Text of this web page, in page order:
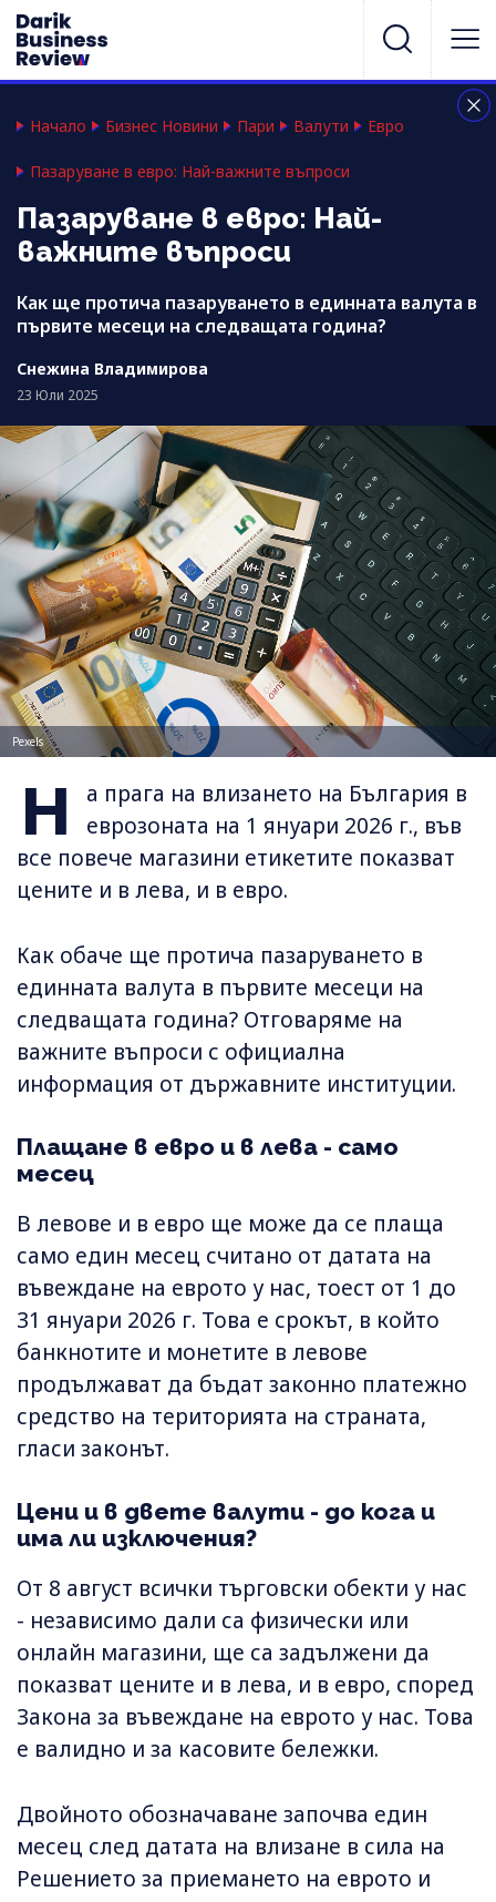
Начало Бизнес Новини Пари Валути Евро
Пазаруване в евро: Най-важните въпроси
Пазаруване в евро: Най-
важните въпроси
Как ще протича пазаруването в единната валута в
първите месеци на следващата година?
Снежина Владимирова
23 Юли 2025
Pexels
Н
а прага на влизането на България в
еврозоната на 1 януари 2026 г., във
все повече магазини етикетите показват
цените и в лева, и в евро.
Как обаче ще протича пазаруването в
единната валута в първите месеци на
следващата година? Отговаряме на
важните въпроси с официална
информация от държавните институции.
Плащане в евро и в лева - само
месец
В левове и в евро ще може да се плаща
само един месец считано от датата на
въвеждане на еврото у нас, тоест от 1 до
31 януари 2026 г. Това е срокът, в който
банкнотите и монетите в левове
продължават да бъдат законно платежно
средство на територията на страната,
гласи законът.
Цени и в двете валути - до кога и
има ли изключения?
От 8 август всички търговски обекти у нас
- независимо дали са физически или
онлайн магазини, ще са задължени да
показват цените и в лева, и в евро, според
Закона за въвеждане на еврото у нас. Това
е валидно и за касовите бележки.
Двойното обозначаване започва един
месец след датата на влизане в сила на
Решението за приемането на еврото и